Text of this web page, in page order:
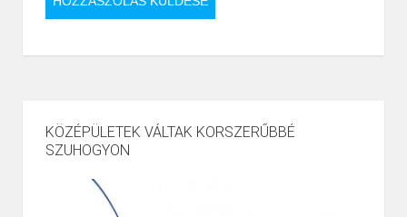
KÖZÉPÜLETEK VÁLTAK KORSZERŰBBÉ
SZUHOGYON